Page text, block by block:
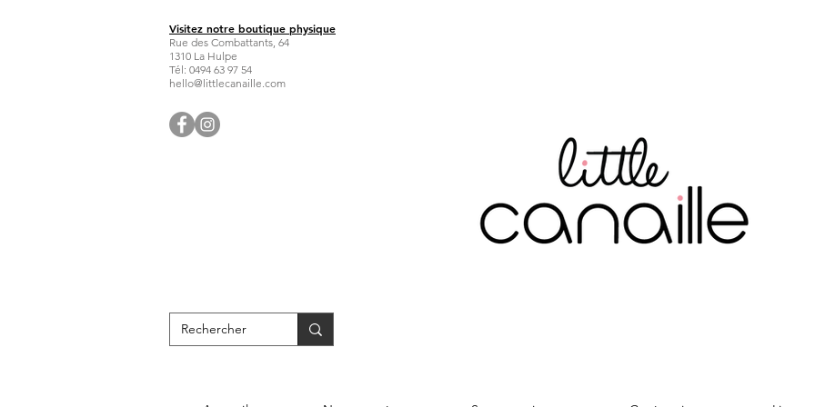
Visitez notre boutique physique
Rue des Combattants, 64
1310 La Hulpe
Tél: 0494 63 97 54
hello@littlecanaille.com